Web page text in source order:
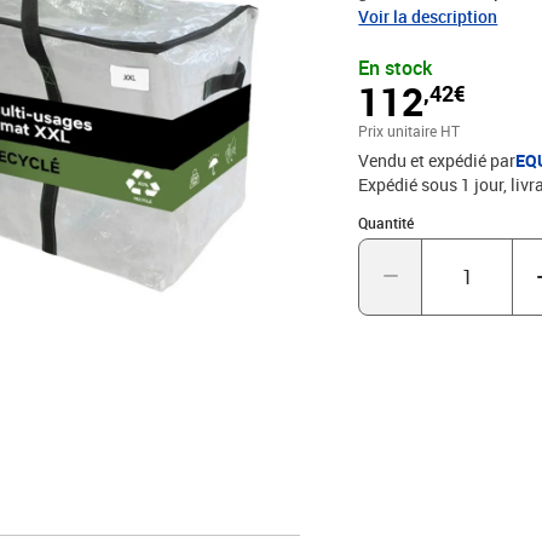
oreillers ou matériel de bricolage. Ultra résistants et
permet de voir le contenu
remplir grâce à leur
utiles pour un
et efficaces, ils
Voir la description
En stock
112,42€
Prix unitaire HT
Vendu et expédié par
Expédié sous 1 jour
Quantité
Quantité : 1